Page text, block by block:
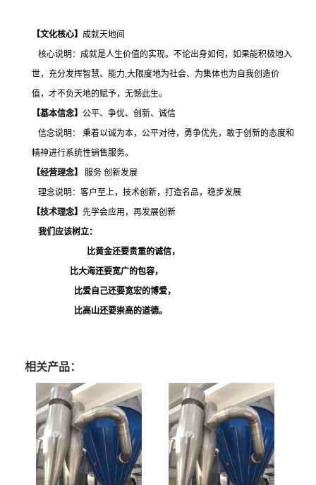
【文化核心】 成就天地间
核心说明：成就是人生价值的实现。不论出身如何，如果能积极地入
世，充分发挥智慧、能力,大限度地为社会、为集体也为自我创造价
值，才不负天地的赋予，无憾此生。
【基本信念】 公平、争优、创新、诚信
信念说明： 秉着以诚为本，公平对待，勇争优先，敢于创新的态度和
精神进行系统性销售服务。
【经营理念】
服务 创新发展
理念说明：客户至上，技术创新，打造名品，稳步发展
【技术理念】 先学会应用，再发展创新
我们应该树立：
比黄金还要贵重的诚信，
比大海还要宽广的包容，
比爱自己还要宽宏的博爱，
比高山还要崇高的道德。
相关产品：